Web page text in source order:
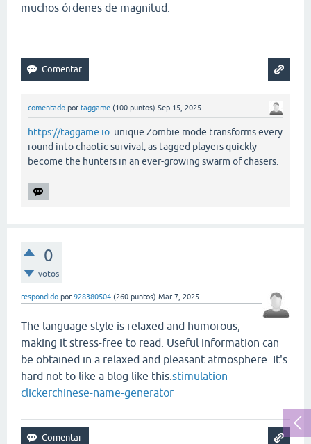
muchos órdenes de magnitud.
comentado por taggame (100 puntos) Sep 15, 2025
https://taggame.io unique Zombie mode transforms every
round into chaotic survival, as tagged players quickly
become the hunters in an ever-growing swarm of chasers.
0
votos
respondido por 928380504 (260 puntos) Mar 7, 2025
The language style is relaxed and humorous,
making it stress-free to read. Useful information can
be obtained in a relaxed and pleasant atmosphere. It's
hard not to like a blog like this. stimulation-
clickerchinese-name-generator